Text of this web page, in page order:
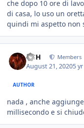
che dopo 10 ore di
di casa, lo uso un
quindi mi aspetto non
HSH Members
August 21, 20205 yr
AUTHOR
nada , anche
millisecondo e si